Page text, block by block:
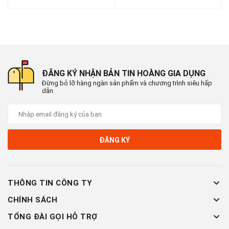
ĐĂNG KÝ NHẬN BẢN TIN HOÀNG GIA DỤNG
Đừng bỏ lỡ hàng ngàn sản phẩm và chương trình siêu hấp
dẫn
ĐĂNG KÝ
THÔNG TIN CÔNG TY
CHÍNH SÁCH
TỔNG ĐÀI GỌI HỖ TRỢ